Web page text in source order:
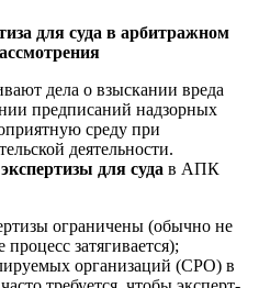
для суда в арбитражном
дела о взыскании вреда
предписаний надзорных
среду при
деятельности.
для суда в АПК
ограничены (обычно не
затягивается);
организаций (СРО) в